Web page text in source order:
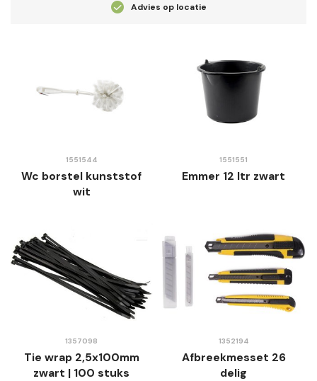
1551544
Wc borstel kunststof
wit
1551551
Emmer 12 ltr zwart
1357098
Tie wrap 2,5x100mm
zwart | 100 stuks
1352194
Afbreekmesset 26
delig
Advies op locatie